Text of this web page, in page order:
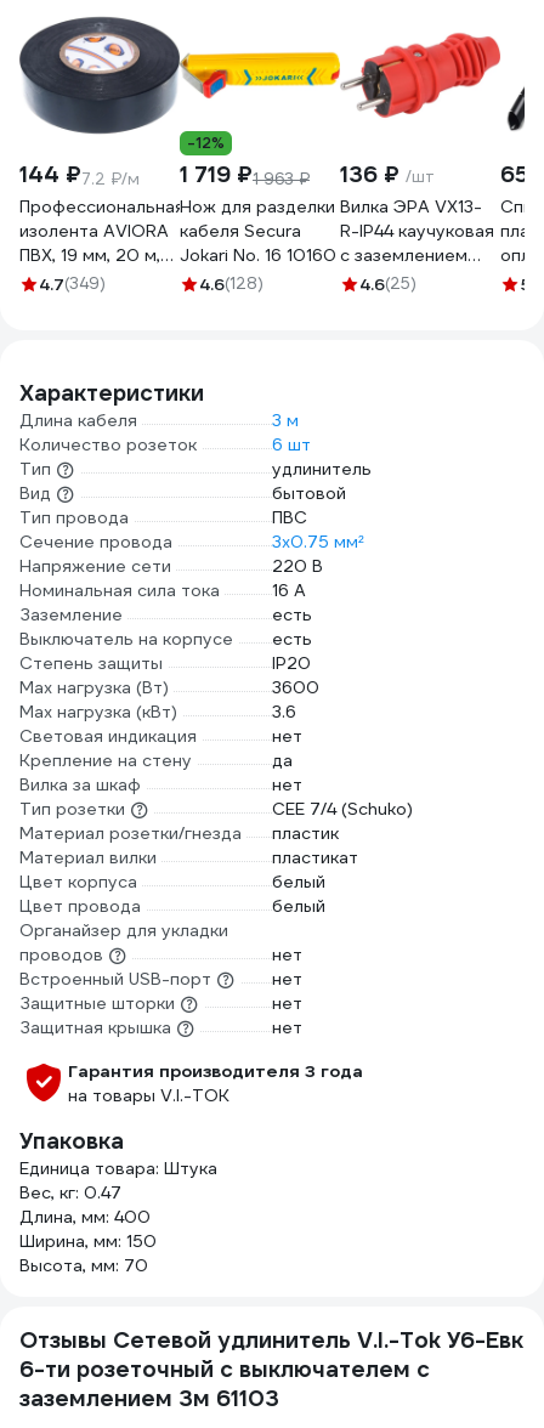
144 ₽7.2 ₽/м
Профессиональная
изолента AVIORA
ПВХ, 19 мм, 20 м,
черная 305-030
4.7(349)
-12%
1 719 ₽1 963 ₽
Нож для разделки
кабеля Secura
Jokari No. 16 10160
4.6(128)
136 ₽ /шт
Вилка ЭРА VX13-
R-IP44 каучуковая
c заземлением
16А IP44 прямая
4.6(25)
SWB
5
Характеристики
Длина кабеля
3 м
Количество розеток
6 шт
Тип
удлинитель
Вид
бытовой
Тип провода
ПВС
Сечение провода
3х0.75 мм²
Напряжение сети
220 В
Номинальная сила тока
16 А
Заземление
есть
Выключатель на корпусе
есть
Степень защиты
IP20
Max нагрузка (Вт)
3600
Max нагрузка (кВт)
3.6
Световая индикация
нет
Крепление на стену
да
Вилка за шкаф
нет
Тип розетки
CEE 7/4 (Schuko)
Материал розетки/гнезда
пластик
Материал вилки
пластикат
Цвет корпуса
белый
Цвет провода
белый
Органайзер для укладки
проводов
нет
Встроенный USB-порт
нет
Защитные шторки
нет
Защитная крышка
нет
Гарантия производителя 3 года
на товары V.I.-TOK
Упаковка
Единица товара: Штука
Вес, кг: 0.47
Длина, мм: 400
Ширина, мм: 150
Высота, мм: 70
Отзывы Сетевой удлинитель V.I.-Tok У6-Евк
6-ти розеточный с выключателем с
заземлением 3м 61103